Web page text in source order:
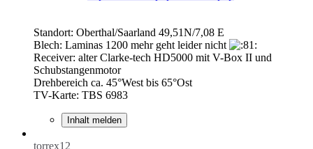
Standort: Oberthal/Saarland 49,51N/7,08 E
Blech: Laminas 1200 mehr geht leider nicht
Receiver: alter Clarke-tech HD5000 mit V-Box II und
Schubstangenmotor
Drehbereich ca. 45°West bis 65°Ost
TV-Karte: TBS 6983
Inhalt melden
torrex12